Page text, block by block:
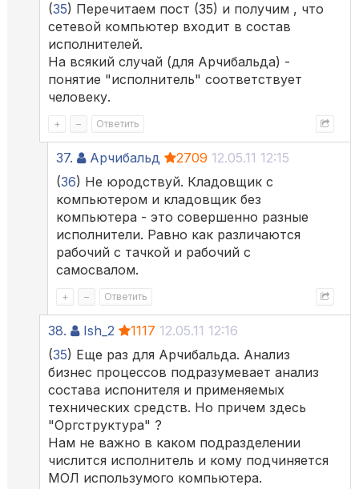
(35) Перечитаем пост (35) и получим , что
сетевой компьютер входит в состав
исполнителей.
На всякий случай (для Арчибальда) -
понятие "исполнитель" соответствует
человеку.
+ – Ответить
37. Арчибальд 2709 12.05.11 12:15
(36) Не юродствуй. Кладовщик с
компьютером и кладовщик без
компьютера - это совершенно разные
исполнители. Равно как различаются
рабочий с тачкой и рабочий с
самосвалом.
+ – Ответить
38. Ish_2 1117 12.05.11 12:16
(35) Еще раз для Арчибальда. Анализ
бизнес процессов подразумевает анализ
состава испонителя и применяемых
технических средств. Но причем здесь
"Оргструктура" ?
Нам не важно в каком подразделении
числится исполнитель и кому подчиняется
МОЛ использумого компьютера.